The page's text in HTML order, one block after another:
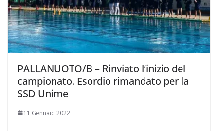
PALLANUOTO/B – Rinviato l’inizio del
campionato. Esordio rimandato per la
SSD Unime
11 Gennaio 2022